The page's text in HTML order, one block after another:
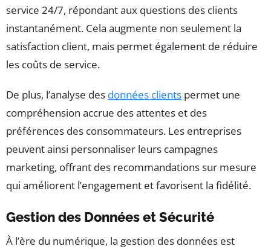
service 24/7, répondant aux questions des clients
instantanément. Cela augmente non seulement la
satisfaction client, mais permet également de réduire
les coûts de service.
De plus, l’analyse des données clients permet une
compréhension accrue des attentes et des
préférences des consommateurs. Les entreprises
peuvent ainsi personnaliser leurs campagnes
marketing, offrant des recommandations sur mesure
qui améliorent l’engagement et favorisent la fidélité.
Gestion des Données et Sécurité
À l’ère du numérique, la gestion des données est